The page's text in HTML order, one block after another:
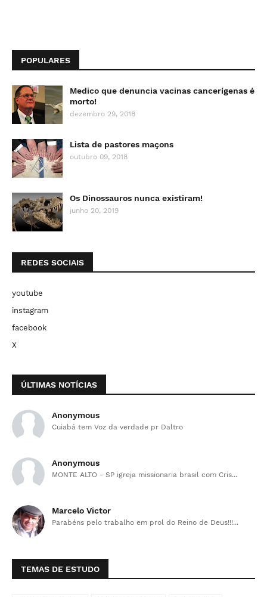
POPULARES
Medico que denuncia vacinas cancerígenas é
morto!
dezembro 29, 2018
Lista de pastores maçons
outubro 09, 2018
Os Dinossauros nunca existiram!
junho 20, 2019
REDES SOCIAIS
youtube
instagram
facebook
X
ÚLTIMAS NOTÍCIAS
Anonymous
Cuiabá tem Voz da verdade pr Daltro
Anonymous
MONTE ALTO - SP igreja missionaria brasil com Cris...
Marcelo Victor
Parabéns pelo trabalho em prol do Reino de Deus!!!...
TEMAS DE ESTUDO